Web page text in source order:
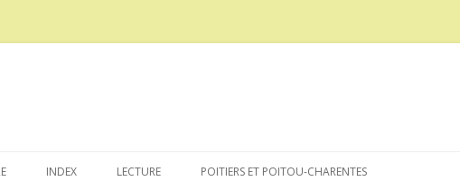
au
INDEX LECTURE POITIERS ET POITOU-CHARENTES